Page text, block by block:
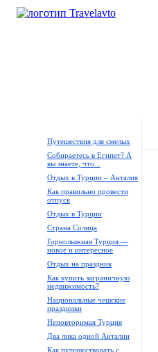
Путешествия для смелых
Собираетесь в Египет? А
вы знаете, что...
Отдых в Турции – Анталия
Как правильно провести
отпуск
Отдых в Турции
Страна Солнца
Горнолыжная Турция —
новое и интересное
Отдых на праздник
Как купить заграничную
недвижимость?
Национальные чешские
праздники
Неповторимая Турция
Два лика одной Анталии
Как путешествовать с